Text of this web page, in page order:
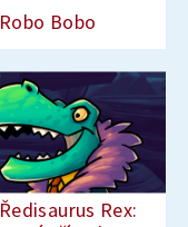
Robo Bobo
Ředisaurus Rex: